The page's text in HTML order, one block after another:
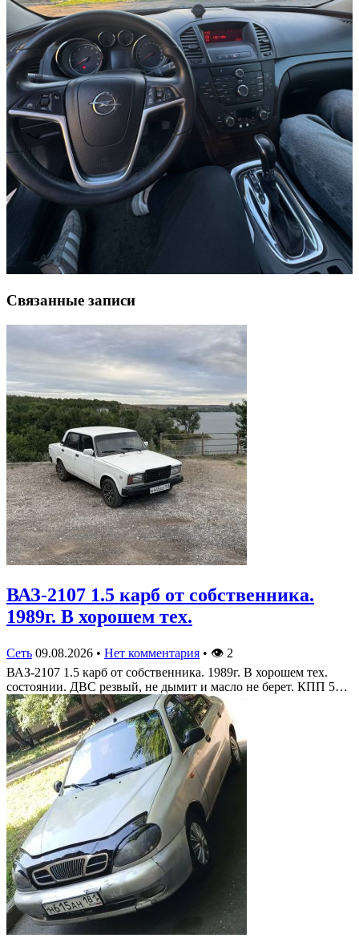
Связанные записи
ВАЗ-2107 1.5 карб от собственника.
1989г. В хорошем тех.
Сеть 09.08.2026 • Нет комментария • 👁 2
ВАЗ-2107 1.5 карб от собственника. 1989г. В хорошем тех.
состоянии. ДВС резвый, не дымит и масло не берет. КПП 5…